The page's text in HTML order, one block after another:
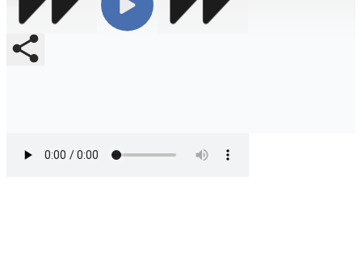
Compartir